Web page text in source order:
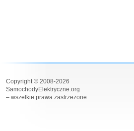
Copyright © 2008-2026
SamochodyElektryczne.org
– wszelkie prawa zastrzeżone